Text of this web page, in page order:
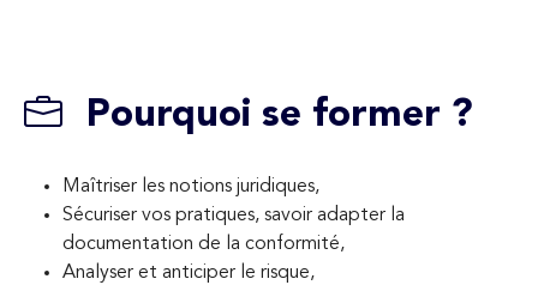
Pourquoi se former ?
Maîtriser les notions juridiques,
Sécuriser vos pratiques, savoir adapter la
documentation de la conformité,
Analyser et anticiper le risque,